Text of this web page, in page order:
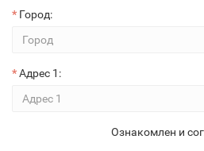
Город:
Адрес 1:
Ознакомлен и